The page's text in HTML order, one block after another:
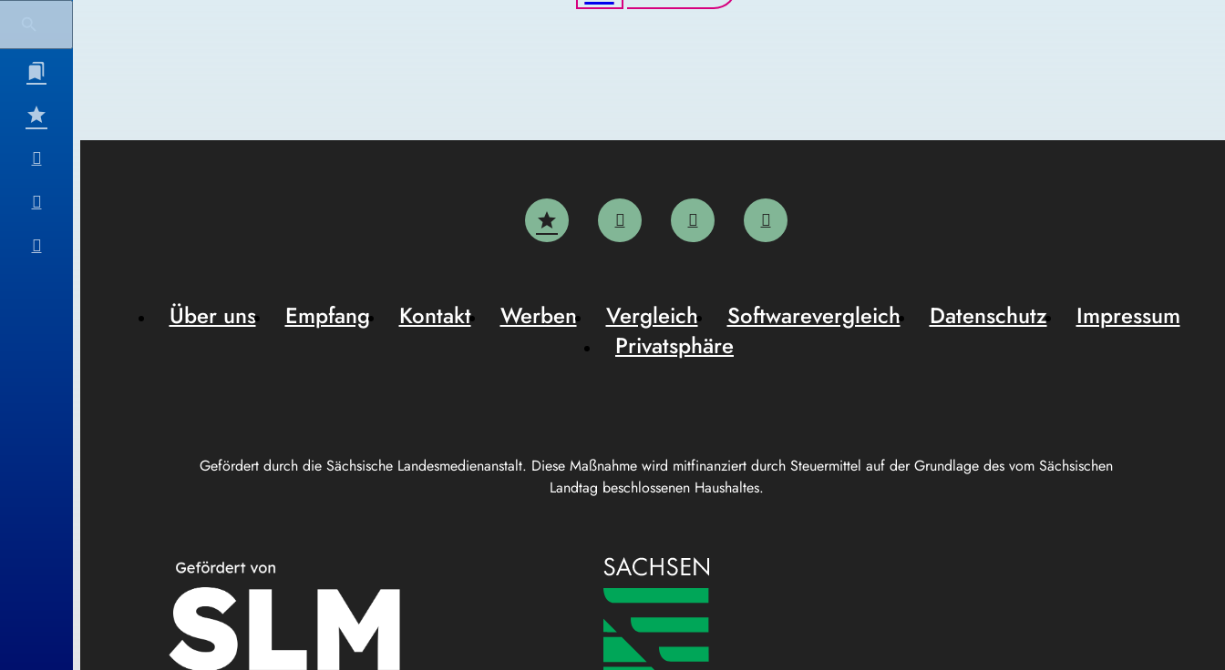
Gefördert durch die Sächsische Landesmedienanstalt. Diese Maßnahme wird mitfinanziert durch Steuermittel auf der Grundlage des vom Sächsischen
Landtag beschlossenen Haushaltes.
Über uns Empfang Kontakt Werben Vergleich Softwarevergleich Datenschutz
Impressum
Privatsphäre